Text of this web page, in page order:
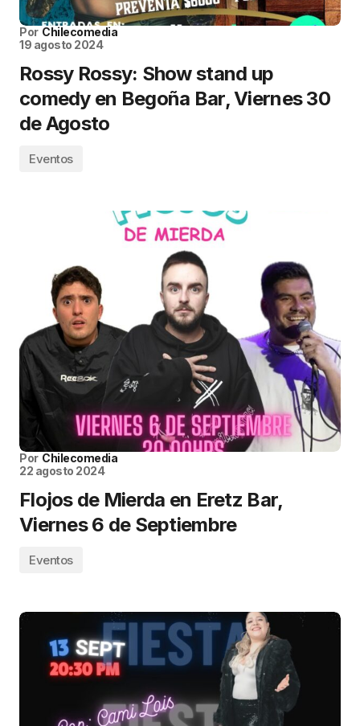
Por Chilecomedia
19 agosto 2024
Rossy Rossy: Show stand up
comedy en Begoña Bar, Viernes 30
de Agosto
Eventos
Por Chilecomedia
22 agosto 2024
Flojos de Mierda en Eretz Bar,
Viernes 6 de Septiembre
Eventos